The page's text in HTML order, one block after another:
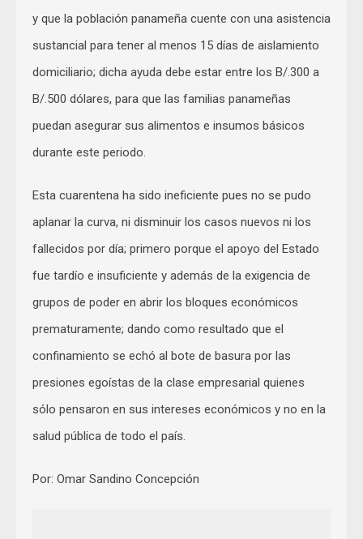
y que la población panameña cuente con una asistencia
sustancial para tener al menos 15 días de aislamiento
domiciliario; dicha ayuda debe estar entre los B/.300 a
B/.500 dólares, para que las familias panameñas
puedan asegurar sus alimentos e insumos básicos
durante este periodo.
Esta cuarentena ha sido ineficiente pues no se pudo
aplanar la curva, ni disminuir los casos nuevos ni los
fallecidos por día; primero porque el apoyo del Estado
fue tardío e insuficiente y además de la exigencia de
grupos de poder en abrir los bloques económicos
prematuramente; dando como resultado que el
confinamiento se echó al bote de basura por las
presiones egoístas de la clase empresarial quienes
sólo pensaron en sus intereses económicos y no en la
salud pública de todo el país.
Por: Omar Sandino Concepción